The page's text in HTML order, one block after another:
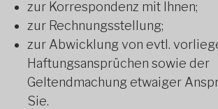
zur Korrespondenz mit Ihnen;
zur Rechnungsstellung;
zur Abwicklung von evtl.
Haftungsansprüchen sowie der
Geltendmachung etwaiger
Sie.